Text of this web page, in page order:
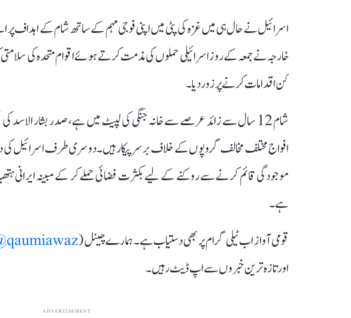
اسرائیل نے حال ہی میں غزہ کی پٹی میں اپنی فوجی مہم کے ساتھ شام کے اہداف
خارجہ نے جمعہ کے روز اسرائیلی حملوں کی مذمت کرتے ہوئے اقوام متحدہ کی
کن اقدامات کرنے پر زور دیا۔
شام 12 سال سے زائد عرصے سے خانہ جنگی کی لپیٹ میں ہے، صدر بشار الاسد
افواج مختلف مخالف گروپوں کے خلاف برسرپیکار ہیں۔دوسری طرف اسرائیل کی
موجودگی قائم کرنے سے روکنے کے لیے بکثرت فضائی حملے کر کے مبینہ ایرانی
ہے۔
قومی آواز اب ٹیلی گرام پر بھی دستیاب ہے۔ ہمارے چینل (qaumiawaz@
اور تازہ ترین خبروں سے اپ ڈیٹ رہیں۔
ADVERTISEMENT